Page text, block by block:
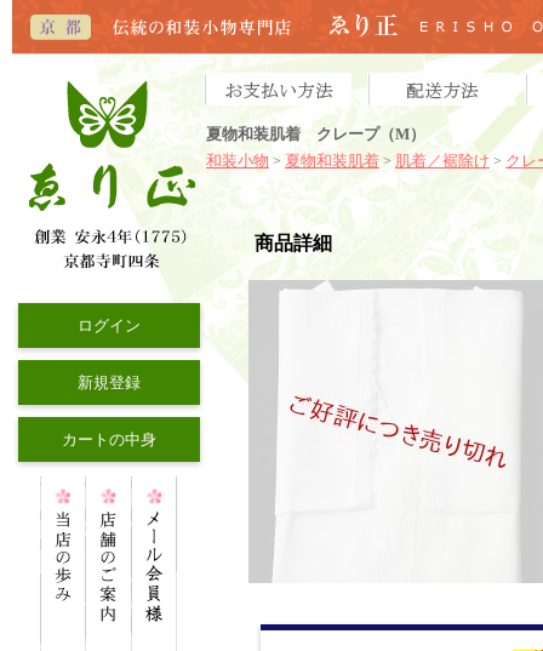
夏物和装肌着 クレープ（M）
和装小物 > 夏物和装肌着 >肌着／裾除け > クレ
ログイン
新規登録
カートの中身
商品詳細